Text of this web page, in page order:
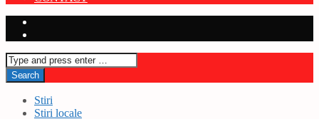
Stiri
Stiri locale